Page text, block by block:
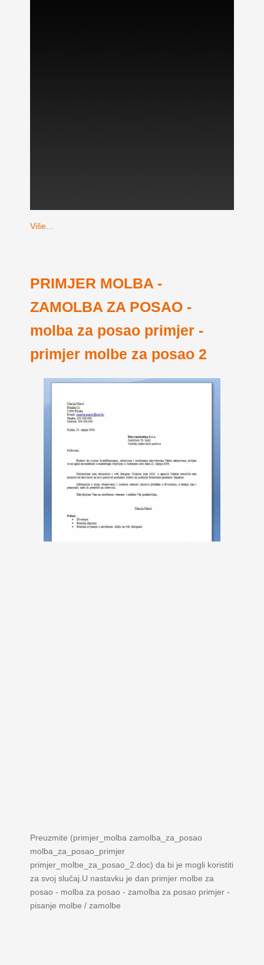
Više...
PRIMJER MOLBA -
ZAMOLBA ZA POSAO -
molba za posao primjer -
primjer molbe za posao 2
Preuzmite (primjer_molba zamolba_za_posao
molba_za_posao_primjer
primjer_molbe_za_posao_2.doc) da bi je mogli koristiti
za svoj slučaj.U nastavku je dan primjer molbe za
posao - molba za posao - zamolba za posao primjer -
pisanje molbe / zamolbe